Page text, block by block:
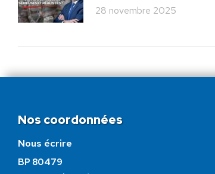
28 novembre 2025
Nos coordonnées
Nous écrire
BP 80479